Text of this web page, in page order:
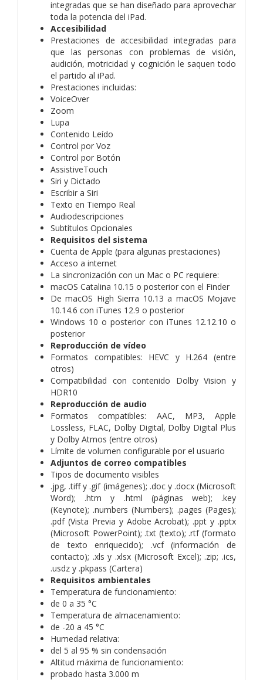
integradas que se han diseñado para aprovechar
toda la potencia del iPad.
Accesibilidad
Prestaciones de accesibilidad integradas para
que las personas con problemas de visión,
audición, motricidad y cognición le saquen todo
el partido al iPad.
Prestaciones incluidas:
VoiceOver
Zoom
Lupa
Contenido Leído
Control por Voz
Control por Botón
AssistiveTouch
Siri y Dictado
Escribir a Siri
Texto en Tiempo Real
Audiodescripciones
Subtítulos Opcionales
Requisitos del sistema
Cuenta de Apple (para algunas prestaciones)
Acceso a internet
La sincronización con un Mac o PC requiere:
macOS Catalina 10.15 o posterior con el Finder
De macOS High Sierra 10.13 a macOS Mojave
10.14.6 con iTunes 12.9 o posterior
Windows 10 o posterior con iTunes 12.12.10 o
posterior
Reproducción de vídeo
Formatos compatibles: HEVC y H.264 (entre
otros)
Compatibilidad con contenido Dolby Vision y
HDR10
Reproducción de audio
Formatos compatibles: AAC, MP3, Apple
Lossless, FLAC, Dolby Digital, Dolby Digital Plus
y Dolby Atmos (entre otros)
Límite de volumen configurable por el usuario
Adjuntos de correo compatibles
Tipos de documento visibles
.jpg, .tiff y .gif (imágenes); .doc y .docx (Microsoft
Word); .htm y .html (páginas web); .key
(Keynote); .numbers (Numbers); .pages (Pages);
.pdf (Vista Previa y Adobe Acrobat); .ppt y .pptx
(Microsoft PowerPoint); .txt (texto); .rtf (formato
de texto enriquecido); .vcf (información de
contacto); .xls y .xlsx (Microsoft Excel); .zip; .ics,
.usdz y .pkpass (Cartera)
Requisitos ambientales
Temperatura de funcionamiento:
de 0 a 35 °C
Temperatura de almacena­miento:
de -20 a 45 °C
Humedad relativa:
del 5 al 95 % sin condensación
Altitud máxima de funcionamiento:
probado hasta 3.000 m